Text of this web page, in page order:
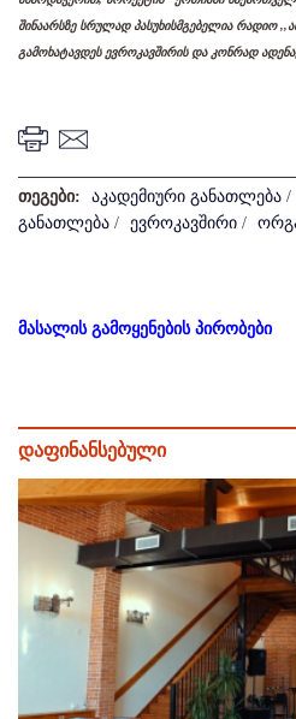
შინაარსზე სრულად პასუხისმგებელია რადიო
გამოხატავდეს ევროკავშირის და კონრად
თეგები: აკადემიური განათლება /
განათლება / ევროკავშირი /
მასალის გამოყენების პირობები
დაფინანსებული